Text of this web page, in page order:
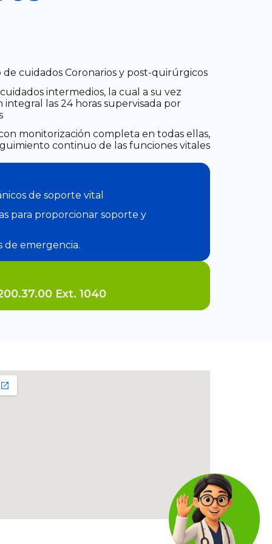
de cuidados Coronarios y post-quirúrgicos
intermedios, la cual a su vez
las 24 horas supervisada por
monitorización completa en todas ellas,
continuo de las funciones vitales
de soporte vital
para proporcionar soporte y
de emergencia.
Ext. 1040